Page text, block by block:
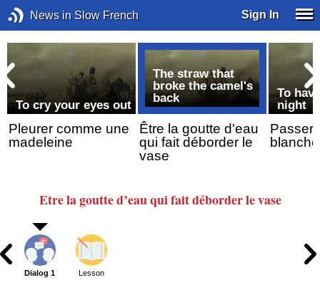
News in Slow French Sign In
To cry your eyes out
Pleurer comme une
madeleine
The straw that
broke the camel's
back
Être la goutte d'eau
qui fait déborder le
vase
To
night
Passer
blanche
Etre la goutte d’eauqui fait déborder le vase
Dialog 1 Lesson